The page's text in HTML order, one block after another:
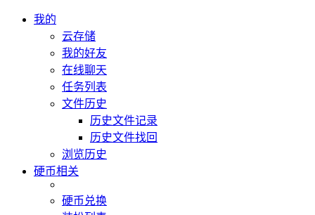
我的
云存储
我的好友
在线聊天
任务列表
文件历史
历史文件记录
历史文件找回
浏览历史
硬币相关
硬币兑换